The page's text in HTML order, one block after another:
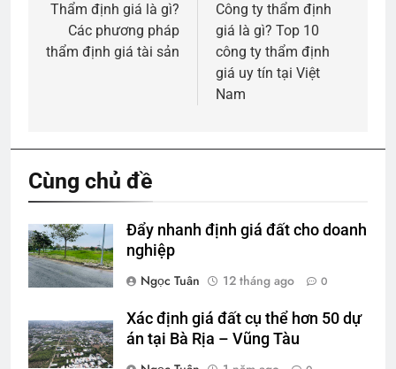
hướng
bài
Thẩm định giá là gì?
Các phương pháp
thẩm định giá tài sản
Công ty thẩm định
giá là gì? Top 10
công ty thẩm định
giá uy tín tại Việt
Nam
Cùng chủ đề
Đẩy nhanh định giá đất cho doanh
nghiệp
Ngọc Tuân
12 tháng ago 0
Xác định giá đất cụ thể hơn 50 dự
án tại Bà Rịa – Vũng Tàu